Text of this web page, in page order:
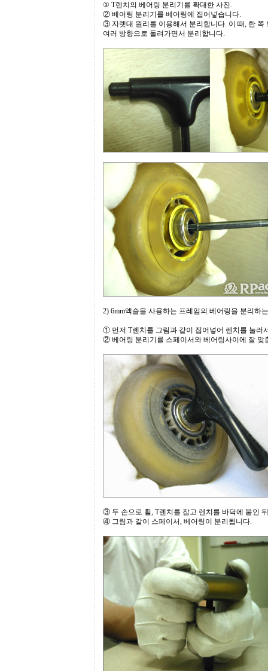
① T렌치의 베어링 분리기를 확대한 사진.
② 베어링 분리기를 베어링에 집어넣습니다.
③ 지렛대 원리를 이용해서 분리합니다. 이 때, 한
여러 방향으로 돌려가면서 분리합니다.
2) 6mm액슬을 사용하는 프레임의 베어링을 분리하
① 먼저 T렌치를 그림과 같이 집어넣어 렌치를 눌러
② 베어링 분리기를 스페이서와 베어링사이에 잘 맞
③ 두 손으로 휠, T렌치를 잡고 렌치를 바닥에 붙인
④ 그림과 같이 스페이서, 베어링이 분리됩니다.